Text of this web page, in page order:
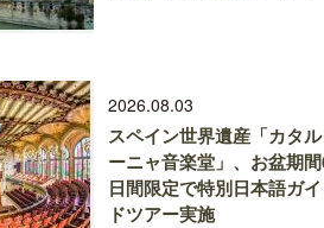
2026.08.03
スペイン世界遺産「カタル
ーニャ音楽堂」、お盆期
日間限定で特別日本語ガイ
ドツアー実施